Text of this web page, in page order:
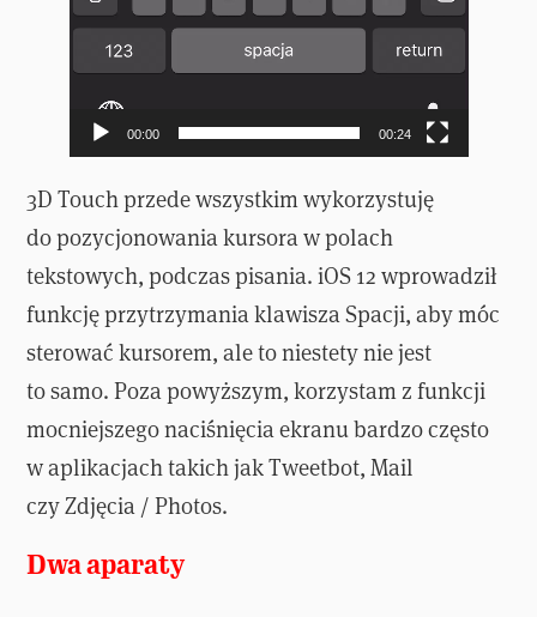
00:00 00:24
3D Touch przede wszystkim wykorzystuję
do pozycjonowania kursora w polach
tekstowych, podczas pisania. iOS 12 wprowadził
funkcję przytrzymania klawisza Spacji, aby móc
sterować kursorem, ale to niestety nie jest
to samo. Poza powyższym, korzystam z funkcji
mocniejszego naciśnięcia ekranu bardzo często
w aplikacjach takich jak Tweetbot, Mail
czy Zdjęcia / Photos.
Dwa aparaty